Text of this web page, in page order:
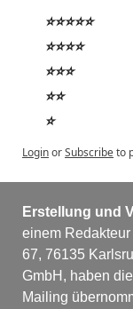
⭐⭐⭐⭐⭐
⭐⭐⭐⭐
⭐⭐⭐
⭐⭐
⭐
LoginorSubscribeto
Erstellung und
einem
67, 76135
GmbH, haben
Mailing